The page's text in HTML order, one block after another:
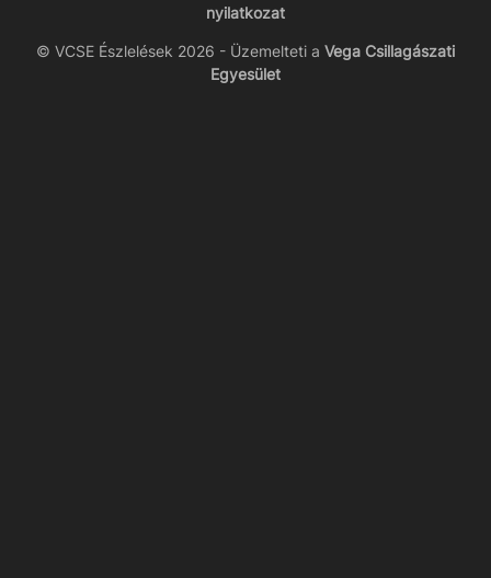
nyilatkozat
© VCSE Észlelések 2026 - Üzemelteti a Vega Csillagászati
Egyesület